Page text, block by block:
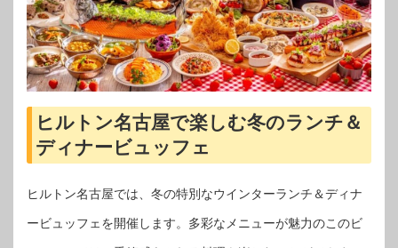
ヒルトン名古屋で楽しむ冬のランチ＆
ディナービュッフェ
ヒルトン名古屋では、冬の特別なウインターランチ＆ディナ
ービュッフェを開催します。多彩なメニューが魅力のこのビ